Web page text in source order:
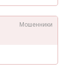
Мошенники